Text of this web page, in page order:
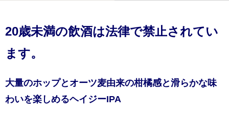
20歳未満の飲酒は法律で禁止されてい
ます。
大量のホップとオーツ麦由来の柑橘感と滑らかな味
わいを楽しめるヘイジーIPA